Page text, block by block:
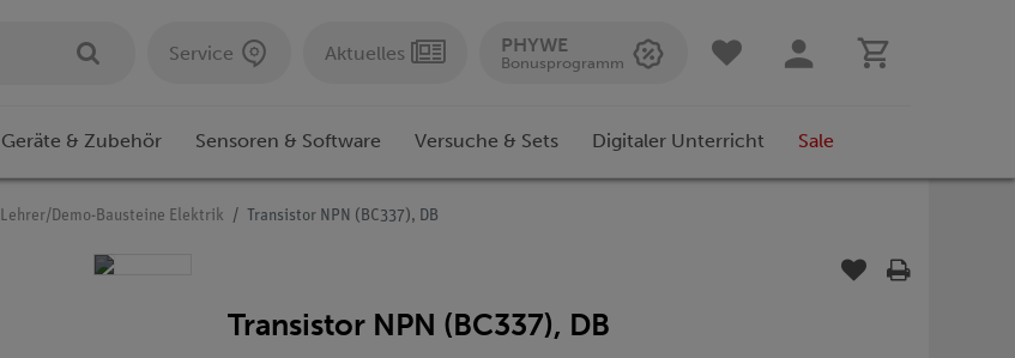
Service Aktuelles PHYWE
Bonusprogramm
Geräte & Zubehör Sensoren & Software Versuche & Sets Digitaler Unterricht Sale
Lehrer/Demo-Bausteine Elektrik Transistor NPN (BC337), DB
Transistor NPN (BC337), DB